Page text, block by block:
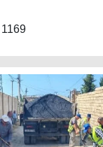
1169